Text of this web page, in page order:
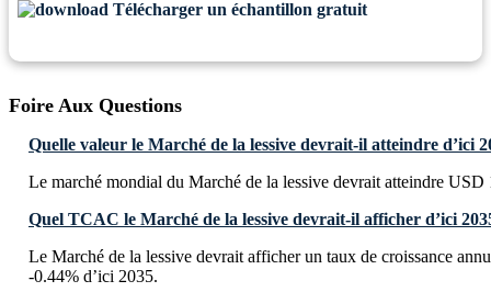
Télécharger un échantillon gratuit
Foire Aux Questions
Quelle valeur le Marché de la lessive devrait-il atteindre d’ici
Le marché mondial du Marché de la lessive devrait atteindre
Quel TCAC le Marché de la lessive devrait-il afficher d’ici
Le Marché de la lessive devrait afficher un taux de croissance
-0.44% d’ici 2035.